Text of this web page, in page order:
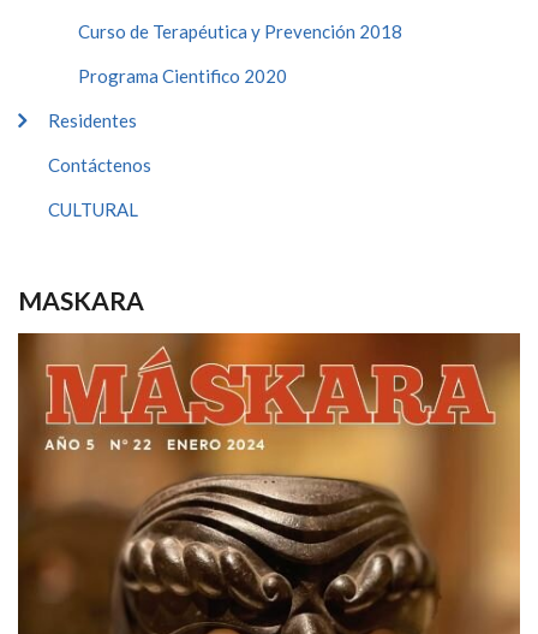
Curso de Terapéutica y Prevención 2018
Programa Cientifico 2020
Residentes
Contáctenos
CULTURAL
MASKARA